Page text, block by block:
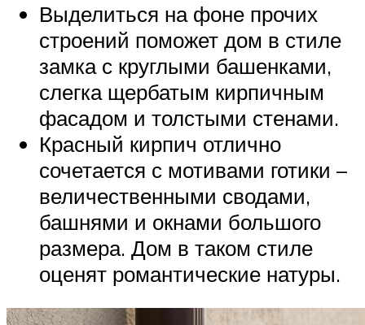
Выделиться на фоне прочих
строений поможет дом в стиле
замка с круглыми башенками,
слегка щербатым кирпичным
фасадом и толстыми стенами.
Красный кирпич отлично
сочетается с мотивами готики –
величественными сводами,
башнями и окнами большого
размера. Дом в таком стиле
оценят романтические натуры.